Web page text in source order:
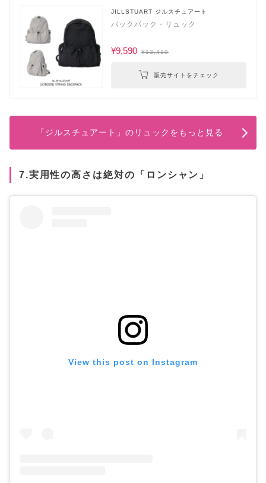
JILLSTUART ジルスチュアート
バックパック・リュック
¥9,590 ¥13,410
販売サイトをチェック
「ジルスチュアート」のリュックをもっと見る
7.実用性の高さは絶対の「ロンシャン」
View this post on Instagram